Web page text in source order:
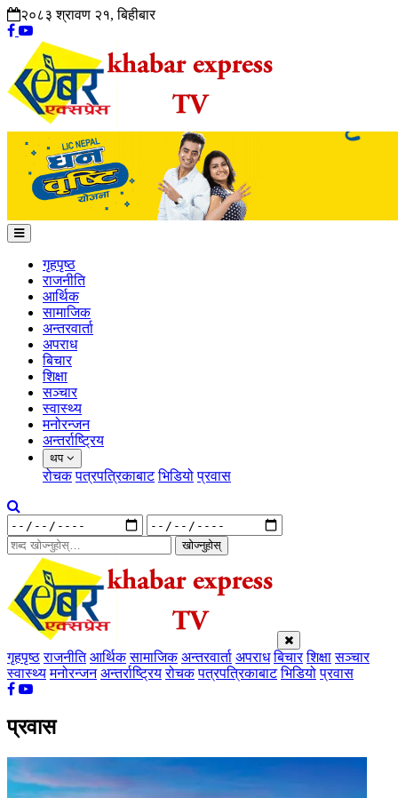
२०८३ श्रावण २१, बिहीबार
गृहपृष्ठ
राजनीति
आर्थिक
सामाजिक
अन्तरवार्ता
अपराध
बिचार
शिक्षा
सञ्चार
स्वास्थ्य
मनोरन्जन
अन्तर्राष्ट्रिय
थप
रोचक पत्रपत्रिकाबाट भिडियो प्रवास
खोज्नुहोस्
गृहपृष्ठ राजनीति आर्थिक सामाजिक अन्तरवार्ता अपराध बिचार शिक्षा सञ्चार
स्वास्थ्य मनोरन्जन अन्तर्राष्ट्रिय रोचक पत्रपत्रिकाबाट भिडियो प्रवास
प्रवास